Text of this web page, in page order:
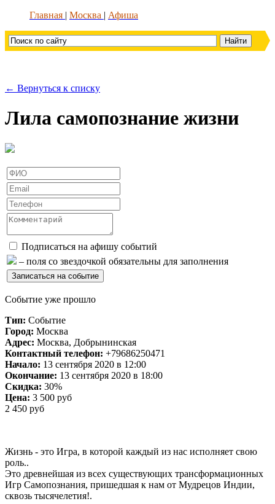
Главная
Москва Афиша
← Вернуться к списку
Лила самопознание жизни
Подписаться на афишу событий
– поля со звездочкой обязательны для заполнения
Событие уже прошло
Тип: Событие
Город: Москва
Адрес: Москва, Добрынинская
Контактный телефон: +79686250471
Начало: 13 сентября 2020 в 12:00
Окончание: 13 сентября 2020 в 18:00
Скидка: 30%
Цена: 3 500 руб
2 450 руб
Жизнь - это Игра, в которой каждый из нас исполняет свою
роль..
Это древнейшая из всех существующих трансформационных
Игр Самопознания, пришедшая к нам от Мудрецов Индии,
сквозь тысячелетия!.